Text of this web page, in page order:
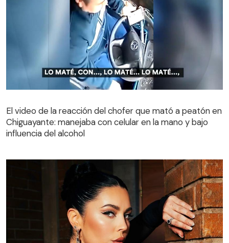
Chiguayante: manejaba con celular en la mano y bajo
influencia del alcohol
El video de la reacción del chofer que mató a peatón en
Chiguayante: manejaba con celular en la mano y bajo
influencia del alcohol